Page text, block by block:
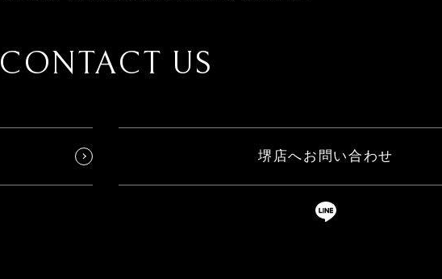
CONTACT US
堺店へお問い合わせ